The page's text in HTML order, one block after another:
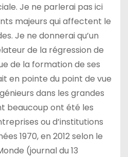
Je ne parlerai pas ici
majeurs qui affectent le
Je ne donnerai qu’un
de la régression de
de la formation de ses
en pointe du point de vue
dans les grandes
beaucoup ont été les
ou d’institutions
1970, en 2012 selon le
(journal du 13